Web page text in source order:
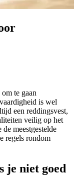
te gaan
is wel
een reddingsvest,
veilig op het
meestgestelde
regels rondom
je niet goed